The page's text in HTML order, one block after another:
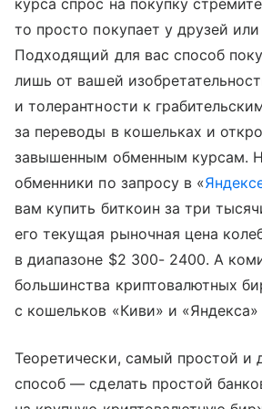
курса спрос на покупку
то просто покупает у друзей
Подходящий для вас способ
лишь от вашей
и толерантности к
за переводы в кошельках и
завышенным обменным курсам.
обменники по запросу в «
вам купить биткоин за три
его текущая рыночная цена
в диапазоне $2 300- 2400. А
большинства криптовалютных
с кошельков «Киви» и «Яндекса»
Теоретически, самый простой и
способ — сделать простой